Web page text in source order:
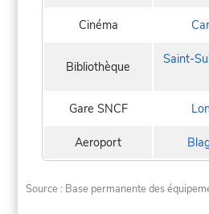
Cinéma
Bibliothèque Saint-
Gare SNCF
Aeroport
Source : Base permanente des